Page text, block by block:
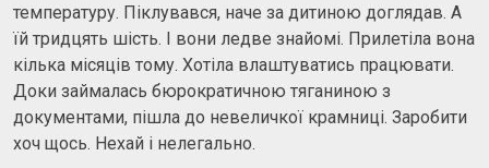
температуру. Піклувався, наче за дитиною доглядав. А
їй тридцять шість. І вони ледве знайомі. Прилетіла вона
кілька місяців тому. Хотіла влаштуватись працювати.
Доки займалась бюрократичною тяганиною з
документами, пішла до невеличкої крамниці. Заробити
хоч щось. Нехай і нелегально.